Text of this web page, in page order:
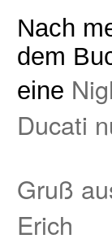
Nach
dem
eine
Ducati
Gruß
Erich